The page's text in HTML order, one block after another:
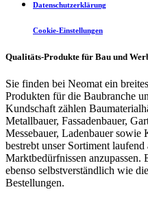
Datenschutzerklärung
Cookie-Einstellungen
Qualitäts-Produkte für Bau und
Sie finden bei Neomat ein
Produkten für die Baubranche
Kundschaft zählen
Metallbauer, Fassadenbauer,
Messebauer, Ladenbauer
bestrebt unser Sortiment laufend
Marktbedürfnissen anzupassen.
ebenso selbstverständlich wie
Bestellungen.